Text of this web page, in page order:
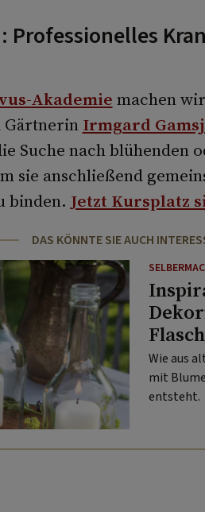
Professionelles
Akademie machen
Irmgard
Suche nach blühenden
sie anschließend
binden. Jetzt Kursplatz
DAS KÖNNTE SIE AUCH
Wie aus
mit
entsteht.